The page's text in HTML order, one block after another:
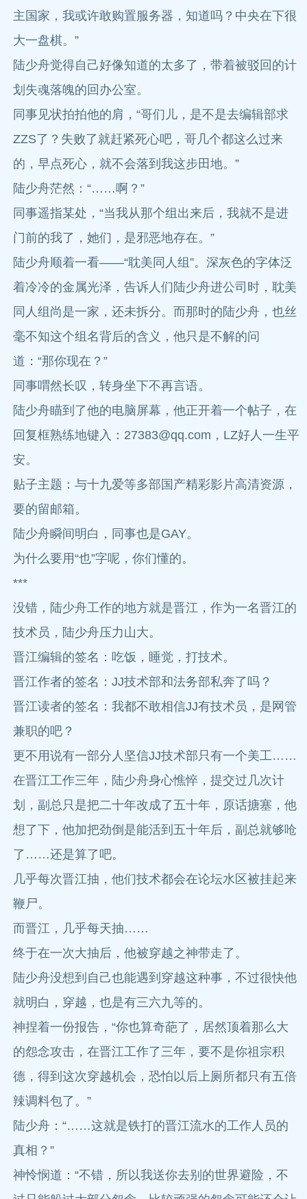
主国家，我或许敢购置服务器，知道吗？中央在下很
大一盘棋。”
陆少舟觉得自己好像知道的太多了，带着被驳回的计
划失魂落魄的回办公室。
同事见状拍拍他的肩，“哥们儿，是不是去编辑部求
ZZS了？失败了就赶紧死心吧，哥几个都这么过来
的，早点死心，就不会落到我这步田地。”
陆少舟茫然：“……啊？”
同事遥指某处，“当我从那个组出来后，我就不是进
门前的我了，她们，是邪恶地存在。”
陆少舟顺着一看——“耽美同人组”。深灰色的字体泛
着冷冷的金属光泽，告诉人们陆少舟进公司时，耽美
同人组尚是一家，还未拆分。而那时的陆少舟，也丝
毫不知这个组名背后的含义，他只是不解的问
道：“那你现在？”
同事喟然长叹，转身坐下不再言语。
陆少舟瞄到了他的电脑屏幕，他正开着一个帖子，在
回复框熟练地键入： 27383@qq.com ，LZ好人一生平
安。
贴子主题：与十九爱等多部国产精彩影片高清资源，
要的留邮箱。
陆少舟瞬间明白，同事也是GAY。
为什么要用“也”字呢，你们懂的。
***
没错，陆少舟工作的地方就是晋江，作为一名晋江的
技术员，陆少舟压力山大。
晋江编辑的签名：吃饭，睡觉，打技术。
晋江作者的签名：JJ技术部和法务部私奔了吗？
晋江读者的签名：我都不敢相信JJ有技术员，是网管
兼职的吧？
更不用说有一部分人坚信JJ技术部只有一个美工……
在晋江工作三年，陆少舟身心憔悴，提交过几次计
划，副总只是把二十年改成了五十年，原话搪塞，他
想了下，他加把劲倒是能活到五十年后，副总就够呛
了……还是算了吧。
几乎每次晋江抽，他们技术都会在论坛水区被挂起来
鞭尸。
而晋江，几乎每天抽……
终于在一次大抽后，他被穿越之神带走了。
陆少舟没想到自己也能遇到穿越这种事，不过很快他
就明白，穿越，也是有三六九等的。
神捏着一份报告，“你也算奇葩了，居然顶着那么大
的怨念攻击，在晋江工作了三年，要不是你祖宗积
德，得到这次穿越机会，恐怕以后上厕所都只有五倍
辣调料包了。”
陆少舟：“……这就是铁打的晋江流水的工作人员的
真相？”
神怜悯道：“不错，所以我送你去别的世界避险，不